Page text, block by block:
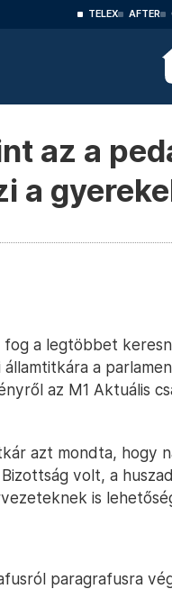
TELEX AFTER
az a
a
a legtöbbet
államtitkára a
az M1 Aktuális
azt mondta, hogy
volt, a
is
paragrafusra